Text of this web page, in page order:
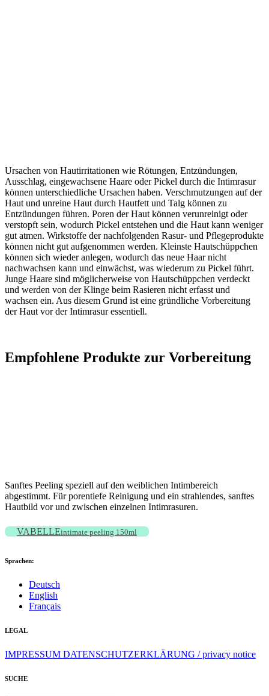
Ursachen von Hautirritationen wie Rötungen, Entzündungen,
Ausschlag, eingewachsene Haare oder Pickel durch die Intimrasur
können unterschiedliche Ursachen haben. Verschmutzungen auf der
Haut und unreine Haut durch Hautfett und Talg können zu
Entzündungen führen. Poren der Haut können verunreinigt oder
verstopft sein, wodurch Pickel entstehen und die Haut kann weniger
gut atmen. Wirkstoffe der nachfolgenden Rasur- und Pflegeprodukte
können nicht gut aufgenommen werden. Kleinste Hautschüppchen
können sich wieder anlegen, wodurch das neue Haar nicht
nachwachsen kann und einwächst, was wiederum zu Pickel führt.
Junge Haare sind möglicherweise von Hautschüppchen verdeckt
und werden von der Klinge beim Rasieren nicht erfasst und
wachsen ein. Aus diesem Grund ist eine gründliche Vorbereitung
der Haut vor der Intimrasur essentiell.
Empfohlene Produkte zur Vorbereitung
Sanftes Peeling speziell auf den weiblichen Intimbereich
abgestimmt. Für porentiefe Reinigung und ein strahlendes, sanftes
Hautbild vor und zwischen einzelnen Intimrasuren.
VABELLEintimate peeling 150ml
Sprachen:
Deutsch
English
Français
LEGAL
IMPRESSUM DATENSCHUTZERKLÄRUNG / privacy notice
SUCHE